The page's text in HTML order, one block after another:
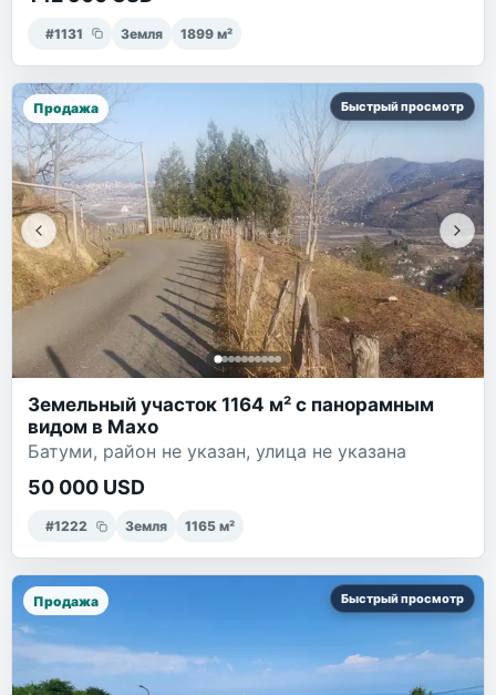
#1131 Земля 1899 м²
Продажа Быстрый просмотр
Земельный участок 1164 м² с панорамным
видом в Махо
Батуми, район не указан, улица не указана
50 000 USD
#1222 Земля 1165 м²
Продажа Быстрый просмотр